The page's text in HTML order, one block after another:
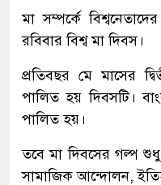
মা সম্পর্কে
রবিবার বিশ্ব মা দিবস।
প্রতিবছর মে মাসের
পালিত হয় দিবসটি।
পালিত হয়।
তবে মা দিবসের গল্প
সামাজিক আন্দোলন,